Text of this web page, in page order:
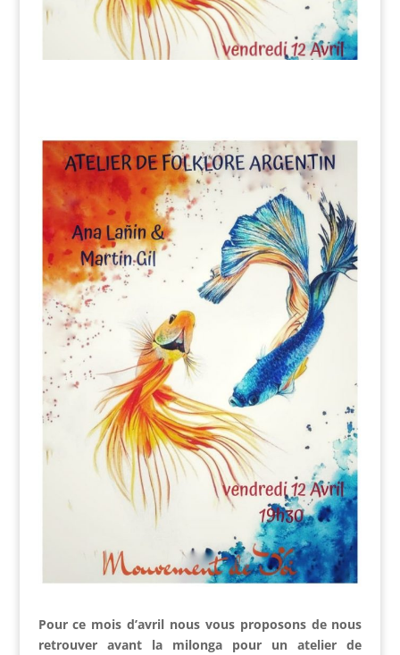
Pour ce mois d’avril nous vous proposons de nous
retrouver avant la milonga pour un atelier de